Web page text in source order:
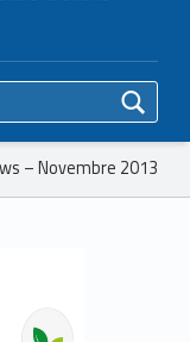
– Novembre 2013